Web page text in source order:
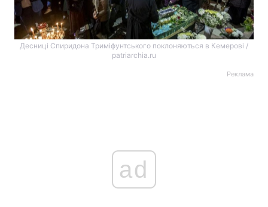
Десниці Спиридона Триміфунтського поклоняються в Кемерові /
patriarchia.ru
Реклама
ad